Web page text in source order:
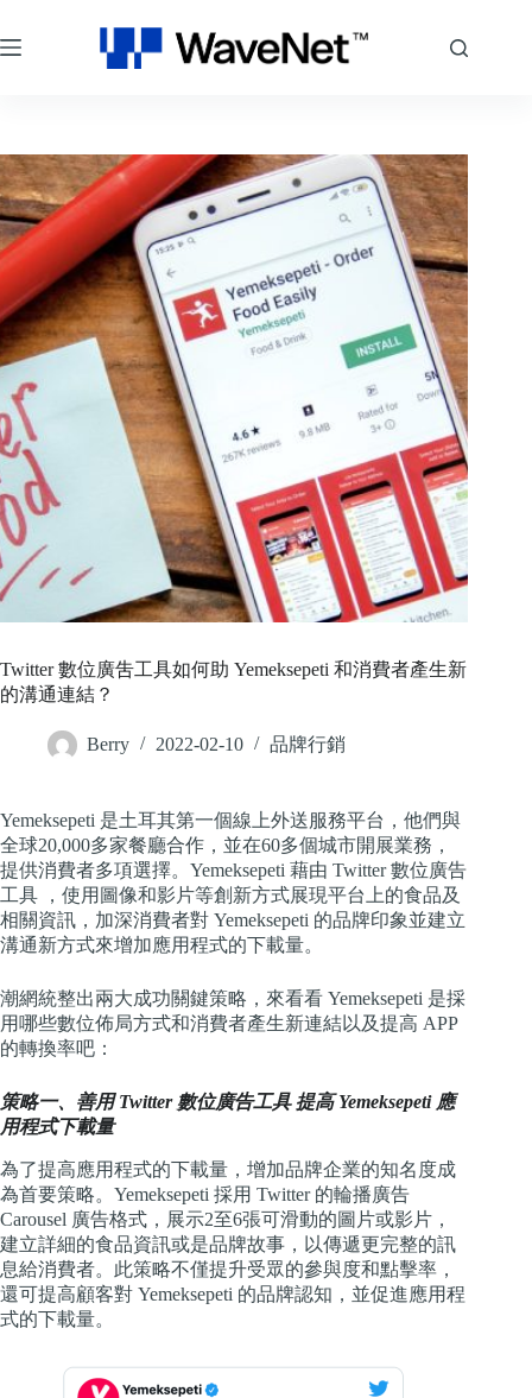
至
主
Twitter 數位廣吿工具如何助 Yemeksepeti 和消費者產生新
的溝通連結？
Berry 2022-02-10 品牌行銷
Yemeksepeti 是土耳其第一個線上外送服務平台，他們與
全球20,000多家餐廳合作，並在60多個城市開展業務，
提供消費者多項選擇。Yemeksepeti 藉由 Twitter 數位廣告
工具 ，使用圖像和影片等創新方式展現平台上的食品及
相關資訊，加深消費者對 Yemeksepeti 的品牌印象並建立
溝通新方式來增加應用程式的下載量。
潮網統整出兩大成功關鍵策略，來看看 Yemeksepeti 是採
用哪些數位佈局方式和消費者產生新連結以及提高 APP
的轉換率吧：
策略一、善用 Twitter 數位廣告工具 提高 Yemeksepeti 應
用程式下載量
為了提高應用程式的下載量，增加品牌企業的知名度成
為首要策略。Yemeksepeti 採用 Twitter 的輪播廣告
Carousel 廣告格式，展示2至6張可滑動的圖片或影片，
建立詳細的食品資訊或是品牌故事，以傳遞更完整的訊
息給消費者。此策略不僅提升受眾的參與度和點擊率，
還可提高顧客對 Yemeksepeti 的品牌認知，並促進應用程
式的下載量。